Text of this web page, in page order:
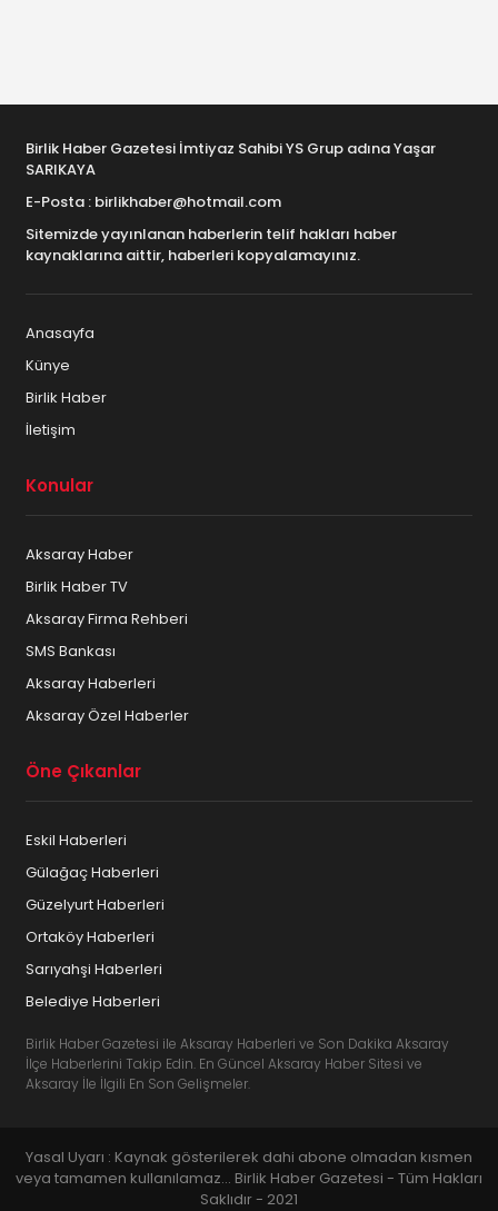
Birlik Haber Gazetesi İmtiyaz Sahibi YS Grup adına Yaşar
SARIKAYA
E-Posta : birlikhaber@hotmail.com
Sitemizde yayınlanan haberlerin telif hakları haber
kaynaklarına aittir, haberleri kopyalamayınız.
Anasayfa
Künye
Birlik Haber
İletişim
Konular
Aksaray Haber
Birlik Haber TV
Aksaray Firma Rehberi
SMS Bankası
Aksaray Haberleri
Aksaray Özel Haberler
Öne Çıkanlar
Eskil Haberleri
Gülağaç Haberleri
Güzelyurt Haberleri
Ortaköy Haberleri
Sarıyahşi Haberleri
Belediye Haberleri
Birlik Haber Gazetesi ile Aksaray Haberleri ve Son Dakika Aksaray
İlçe Haberlerini Takip Edin. En Güncel Aksaray Haber Sitesi ve
Aksaray İle İlgili En Son Gelişmeler.
Yasal Uyarı : Kaynak gösterilerek dahi abone olmadan kısmen
veya tamamen kullanılamaz... Birlik Haber Gazetesi - Tüm Hakları
Saklıdır - 2021